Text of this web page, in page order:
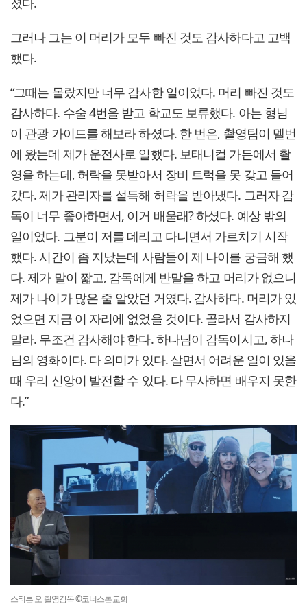
그러나 그는 이 머리가 모두 빠진 것도 감사하다고 고백
했다.
“그때는 몰랐지만 너무 감사한 일이었다. 머리 빠진 것도
감사하다. 수술 4번을 받고 학교도 보류했다. 아는 형님
이 관광 가이드를 해보라 하셨다. 한 번은, 촬영팀이 멜번
에 왔는데 제가 운전사로 일했다. 보태니컬 가든에서 촬
영을 하는데, 허락을 못받아서 장비 트럭을 못 갖고 들어
갔다. 제가 관리자를 설득해 허락을 받아냈다. 그러자 감
독이 너무 좋아하면서, 이거 배울래? 하셨다. 예상 밖의
일이었다. 그분이 저를 데리고 다니면서 가르치기 시작
했다. 시간이 좀 지났는데 사람들이 제 나이를 궁금해 했
다. 제가 말이 짧고, 감독에게 반말을 하고 머리가 없으니
제가 나이가 많은 줄 알았던 거였다. 감사하다. 머리가 있
었으면 지금 이 자리에 없었을 것이다. 골라서 감사하지
말라. 무조건 감사해야 한다. 하나님이 감독이시고, 하나
님의 영화이다. 다 의미가 있다. 살면서 어려운 일이 있을
때 우리 신앙이 발전할 수 있다. 다 무사하면 배우지 못한
다.”
스티븐 오 촬영감독 ©코너스톤교회